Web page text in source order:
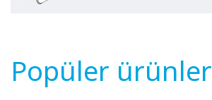
Popüler ürünler